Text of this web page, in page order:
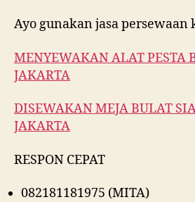
Ayo gunakan jasa persewaan
MENYEWAKAN ALAT PESTA
JAKARTA
DISEWAKAN MEJA BULAT
JAKARTA
RESPON CEPAT
082181181975 (MITA)